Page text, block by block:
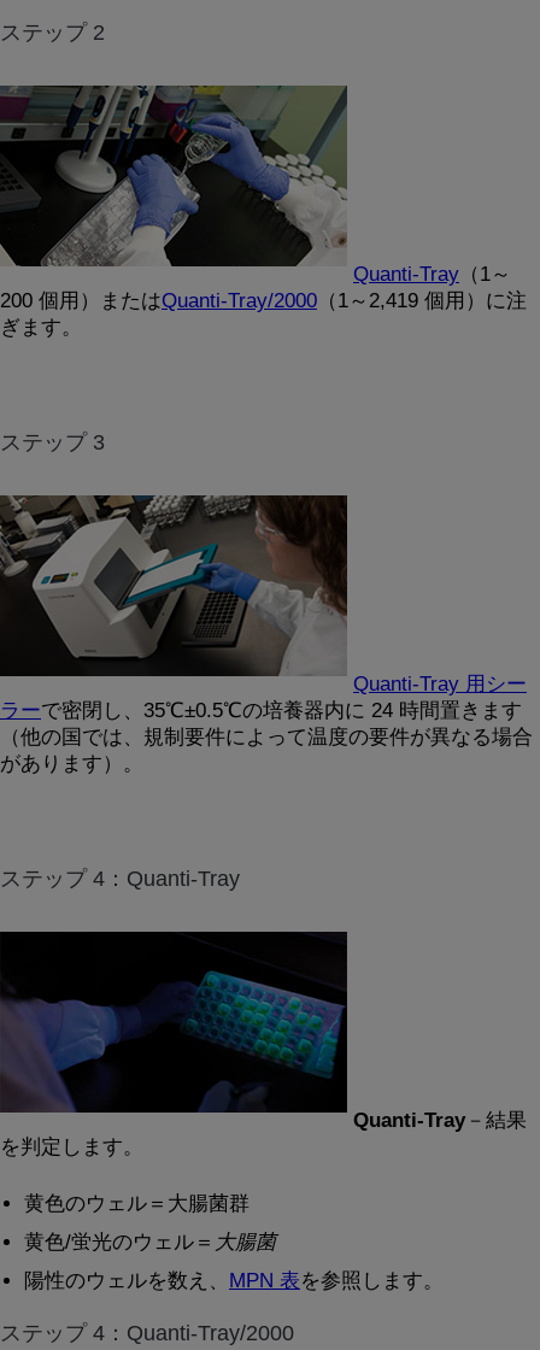
ステップ 2
Quanti-Tray （1～
200 個用）またはQuanti-Tray/2000 （1～2,419 個用）に注
ぎます。
ステップ 3
Quanti-Tray 用シー
ラーで密閉し、35℃±0.5℃の培養器内に 24 時間置きます
（他の国では、規制要件によって温度の要件が異なる場合
があります）。
ステップ 4：Quanti-Tray
Quanti-Tray －結果
を判定します。
黄色のウェル＝大腸菌群
黄色/蛍光のウェル＝ 大腸菌
陽性のウェルを数え、 MPN 表を参照します。
ステップ 4：Quanti-Tray/2000